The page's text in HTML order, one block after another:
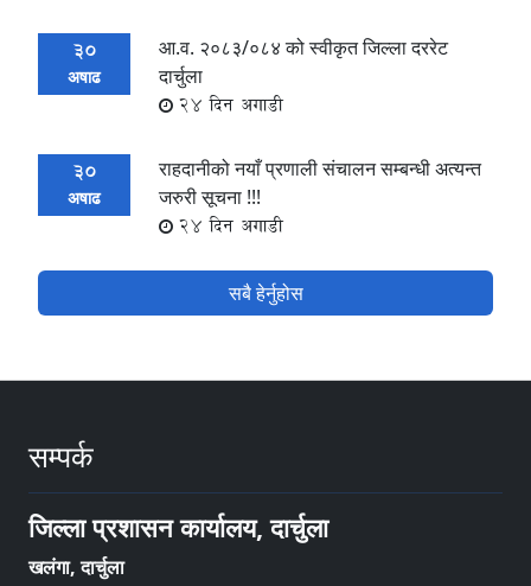
30
अषाढ
आ.व. २०८३/०८४ को स्वीकृत जिल्ला दररेट
दार्चुला
24 दिन अगाडी
30
अषाढ
राहदानीको नयाँ प्रणाली संचालन सम्बन्धी अत्यन्त
जरुरी सूचना !!!
24 दिन अगाडी
सबै हेर्नुहोस
सम्पर्क
जिल्ला प्रशासन कार्यालय, दार्चुला
खलंगा, दार्चुला